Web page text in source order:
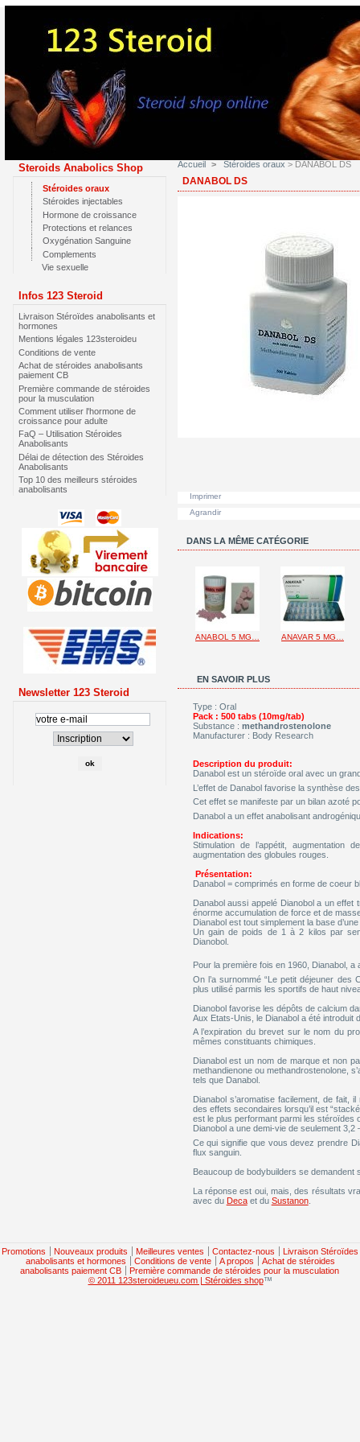
Steroids Anabolics Shop
Stéroides oraux
Stéroides injectables
Hormone de croissance
Protections et relances
Oxygénation Sanguine
Complements
Vie sexuelle
Infos 123 Steroid
Livraison Stéroïdes anabolisants et
hormones
Mentions légales 123steroideu
Conditions de vente
Achat de stéroides anabolisants
paiement CB
Première commande de stéroides
pour la musculation
Comment utiliser l'hormone de
croissance pour adulte
FaQ – Utilisation Stéroides
Anabolisants
Délai de détection des Stéroides
Anabolisants
Top 10 des meilleurs stéroides
anabolisants
Newsletter 123 Steroid
Accueil > Stéroides oraux > DANABOL DS
DANABOL DS
Imprimer
Agrandir
DANS LA MÊME CATÉGORIE
ANABOL 5 MG… ANAVAR 5 MG…
EN SAVOIR PLUS
Type : Oral
Pack : 500 tabs (10mg/tab)
Substance : methandrostenolone
Manufacturer : Body Research
Description du produit:
Danabol est un stéroïde oral avec un
L’effet de Danabol favorise la synthèse
Cet effet se manifeste par un bilan azoté
Danabol a un effet anabolisant
Indications:
Stimulation de l’appétit, augmentation
augmentation des globules rouges.
Présentation:
Danabol = comprimés en forme de coeur
Danabol aussi appelé Dianobol a un
énorme accumulation de force et de
Dianabol est tout simplement la base
Un gain de poids de 1 à 2 kilos par
Dianobol.
Pour la première fois en 1960, Dianabol,
On l’a surnommé “Le petit déjeuner des
plus utilisé parmis les sportifs de haut
Dianobol favorise les dépôts de calcium
Aux Etats-Unis, le Dianabol a été introduit
A l’expiration du brevet sur le nom du
mêmes constituants chimiques.
Dianabol est un nom de marque et non
methandienone ou methandrostenolone,
tels que Danabol.
Dianabol s’aromatise facilement, de fait,
des effets secondaires lorsqu’il est
est le plus performant parmi les stéroïdes
Dianobol a une demi-vie de seulement 3,2
Ce qui signifie que vous devez prendre
flux sanguin.
Beaucoup de bodybuilders se demandent
La réponse est oui, mais, des résultats
avec du Decaet du Sustanon.
Promotions Nouveaux produits Meilleures ventes Contactez-nous
Livraison Stéroïdes
anabolisants et hormones
Conditions de vente A propos
Achat de stéroides
anabolisants paiement CB
Première commande de stéroides pour la musculation
© 2011 123steroideueu.com | Stéroides shop™